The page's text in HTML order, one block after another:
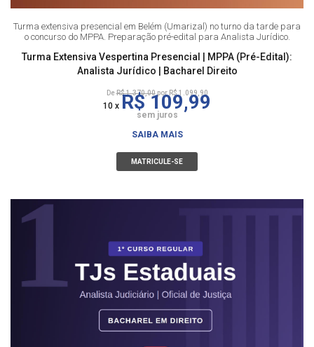
Turma extensiva presencial em Belém (Umarizal) no turno da tarde para
o concurso do MPPA. Preparação pré-edital para Analista Jurídico.
Turma Extensiva Vespertina Presencial | MPPA (Pré-Edital):
Analista Jurídico | Bacharel Direito
DeR$ 1.370,00por R$ 1.099,90
10 x R$ 109,99
sem juros
SAIBA MAIS
MATRICULE-SE